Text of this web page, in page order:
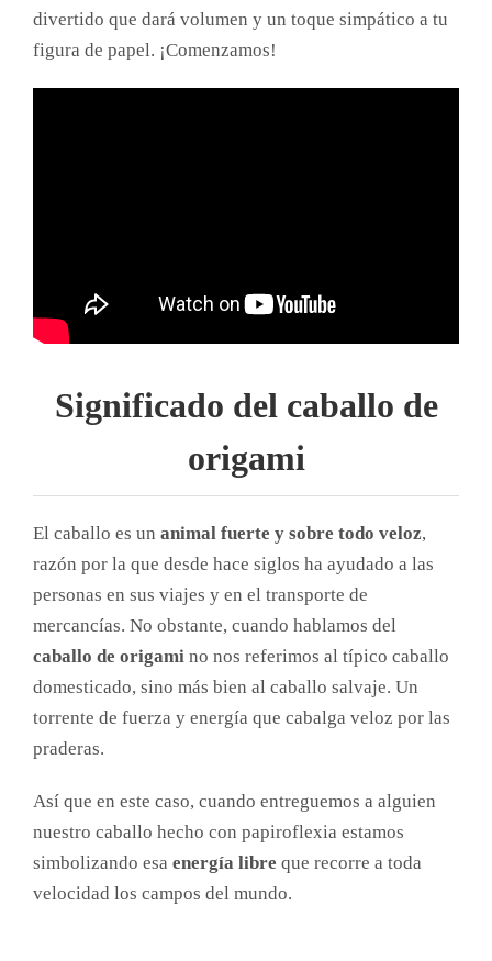
divertido que dará volumen y un toque simpático a tu
figura de papel. ¡Comenzamos!
Significado del caballo de
origami
El caballo es un animal fuerte y sobre todo veloz,
razón por la que desde hace siglos ha ayudado a las
personas en sus viajes y en el transporte de
mercancías. No obstante, cuando hablamos del
caballo de origami no nos referimos al típico caballo
domesticado, sino más bien al caballo salvaje. Un
torrente de fuerza y energía que cabalga veloz por las
praderas.
Así que en este caso, cuando entreguemos a alguien
nuestro caballo hecho con papiroflexia estamos
simbolizando esa energía libre que recorre a toda
velocidad los campos del mundo.